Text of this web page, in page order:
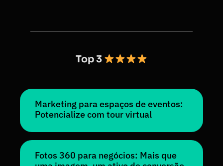
Top 3
Marketing para espaços de eventos:
Potencialize com tour virtual
Fotos 360 para negócios: Mais que